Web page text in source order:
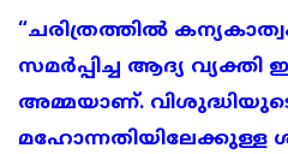
“ചരിത്രത്തിൽ
സമർപ്പിച്ച ആദ്യ
അമ്മയാണ്.
മഹോന്നതിയിലേക്കുള്ള